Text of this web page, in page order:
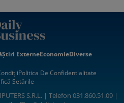
Știri ExterneEconomieDiverse
Politica De Confidentialitate
Setările
S.R.L. | Telefon 031.860.51.09 |